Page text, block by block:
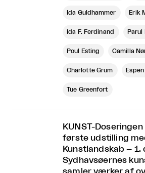
Ida Guldhammer Erik
Ida F. Ferdinand Parul
Poul Esting Camilla
Charlotte Grum
Tue Greenfort
KUNST-
første udstilling
Kunstlandskab – 1.
Sydhavsøernes
samler værker af